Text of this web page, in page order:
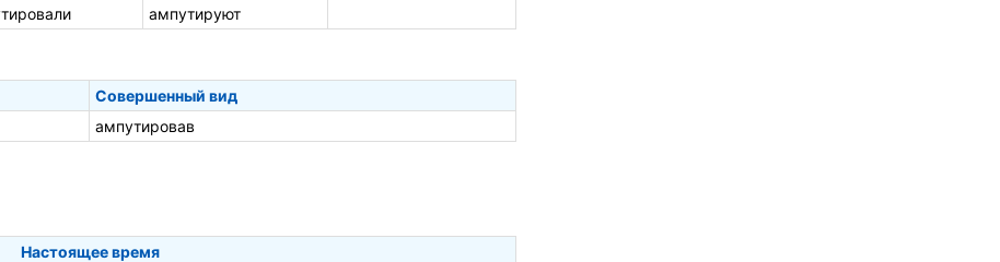
ампутируют
Совершенный вид
ампутировав
Настоящее время